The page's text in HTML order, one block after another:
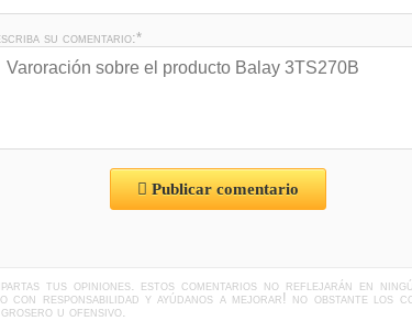
su comentario:*
Publicar comentario
tus opiniones. estos comentarios no reflejarán en
responsabilidad y ayúdanos a mejorar! no obstante los
u ofensivo.